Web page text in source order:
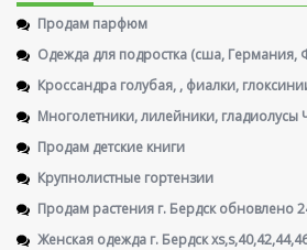
Продам парфюм
Одежда для подростка (сша, Германия,
Кроссандра голубая, , фиалки,
Многолетники, лилейники, гладиолусы
Продам детские книги
Крупнолистные гортензии
Продам растения г. Бердск обновлено
Женская одежда г. Бердск